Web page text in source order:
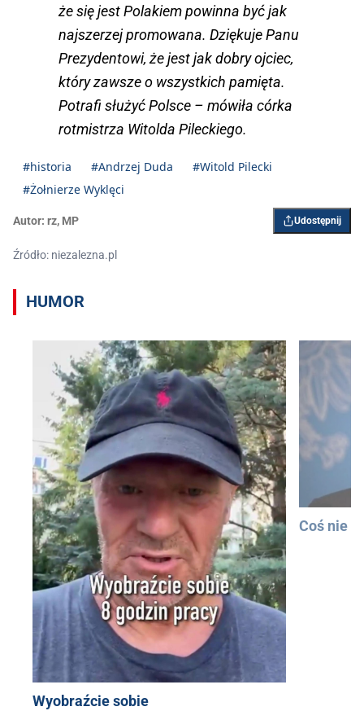
że się jest Polakiem powinna być jak
najszerzej promowana. Dziękuje Panu
Prezydentowi, że jest jak dobry ojciec,
który zawsze o wszystkich pamięta.
Potrafi służyć Polsce – mówiła córka
rotmistrza Witolda Pileckiego.
#historia #Andrzej Duda
#Witold Pilecki
#Żołnierze Wyklęci
Autor: rz, MP Udostępnij
Źródło: niezalezna.pl
HUMOR
Wyobraźcie sobie
Coś nie